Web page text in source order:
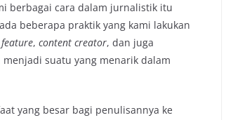
berbagai cara dalam jurnalistik itu
beberapa praktik yang kami lakukan
feature, content creator, dan juga
suatu yang menarik dalam
yang besar bagi penulisannya ke